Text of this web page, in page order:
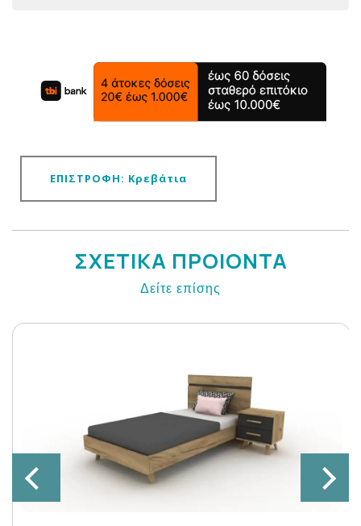
ΕΠΙΣΤΡΟΦΗ: Κρεβάτια
ΣΧΕΤΙΚΑ ΠΡΟΙΟΝΤΑ
Δείτε επίσης